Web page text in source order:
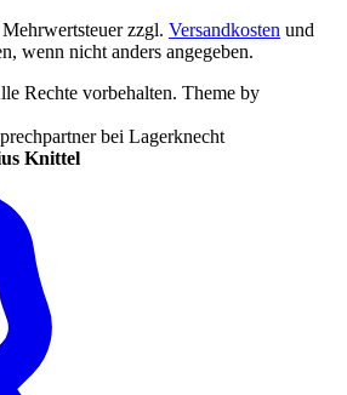
zzgl. Versandkosten und
wenn nicht anders angegeben.
Rechte vorbehalten. Theme by
Knittel